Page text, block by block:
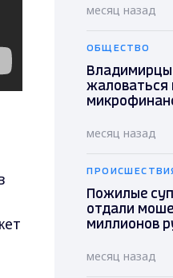
месяц назад
ОБЩЕСТВО
жаловаться
месяц назад
Пожилые
отдали
миллионов
месяц назад